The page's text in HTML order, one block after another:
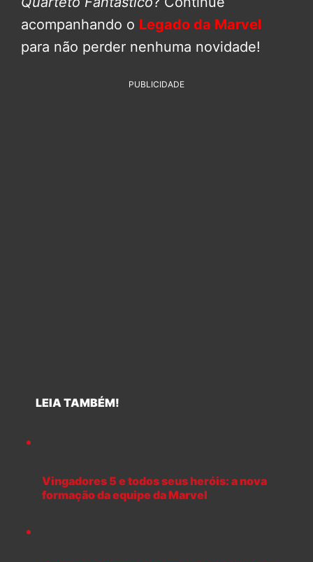
acompanhando o Legado da Marvel
para não perder nenhuma novidade!
PUBLICIDADE
LEIA TAMBÉM!
Vingadores 5 e todos seus heróis: a nova
formação da equipe da Marvel